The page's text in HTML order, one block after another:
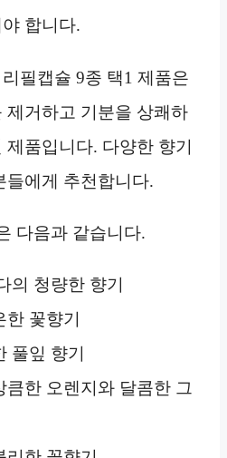
합니다.
필캡슐 9종 택1 제품은
제거하고 기분을 상쾌하
품입니다. 다양한 향기
들에게 추천합니다.
다음과 같습니다.
의 청량한 향기
꽃향기
풀잎 향기
큼한 오렌지와 달콤한 그